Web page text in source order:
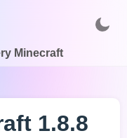
Minecraft
1.8.8